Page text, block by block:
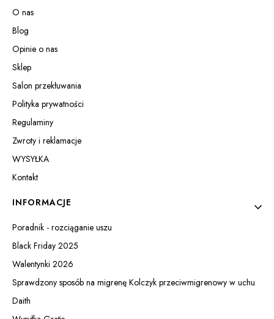
O nas
Blog
Opinie o nas
Sklep
Salon przekłuwania
Polityka prywatności
Regulaminy
Zwroty i reklamacje
WYSYŁKA
Kontakt
INFORMACJE
Poradnik - rozciąganie uszu
Black Friday 2025
Walentynki 2026
Sprawdzony sposób na migrenę Kolczyk przeciwmigrenowy w uchu
Daith